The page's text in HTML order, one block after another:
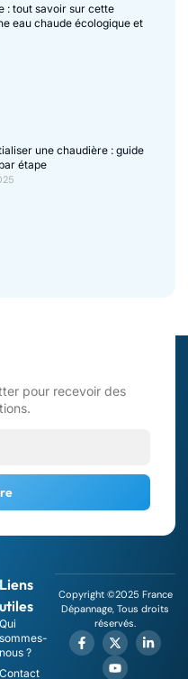
: tout savoir sur cette
eau chaude écologique et
une chaudière : guide
étape
Liens
utiles
Qui
sommes-
nous ?
Contact
Copyright ©2025 France
Dépannage, Tous droits
réservés.
pour recevoir des